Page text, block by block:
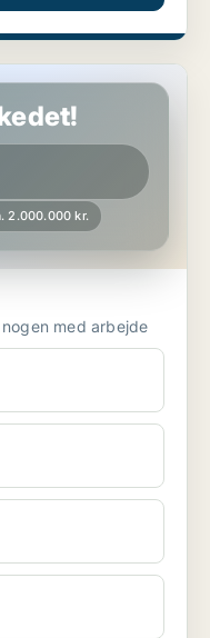
2.000.000 kr.
med arbejde